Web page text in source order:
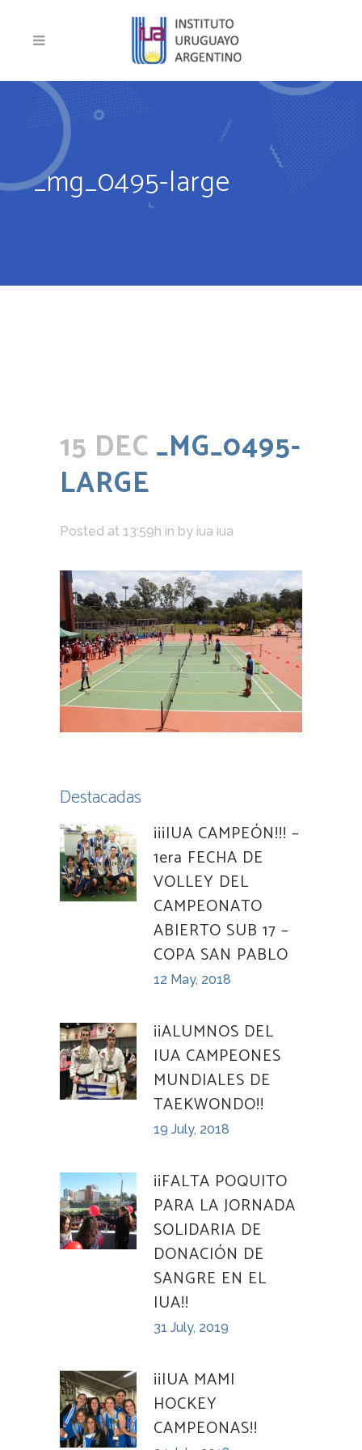
_mg_0495-large
15 DEC_MG_0495-
LARGE
Posted at 13:59h in by iua iua
Destacadas
¡¡¡IUA CAMPEÓN!!! –
1era FECHA DE
VOLLEY DEL
CAMPEONATO
ABIERTO SUB 17 –
COPA SAN PABLO
12 May, 2018
¡¡ALUMNOS DEL
IUA CAMPEONES
MUNDIALES DE
TAEKWONDO!!
19 July, 2018
¡¡FALTA POQUITO
PARA LA JORNADA
SOLIDARIA DE
DONACIÓN DE
SANGRE EN EL
IUA!!
31 July, 2019
¡¡IUA MAMI
HOCKEY
CAMPEONAS!!